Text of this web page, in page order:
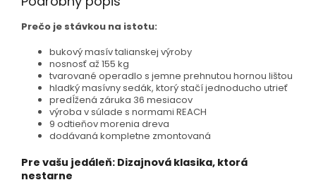
Prečo je stávkou na istotu:
bukový masív talianskej výroby
nosnosť až 155 kg
tvarované operadlo s jemne prehnutou hornou lištou
hladký masívny sedák, ktorý stačí jednoducho utrieť
predĺžená záruka 36 mesiacov
výroba v súlade s normami REACH
9 odtieňov morenia dreva
dodávaná kompletne zmontovaná
Pre vašu jedáleň: Dizajnová klasika, ktorá
nestarne